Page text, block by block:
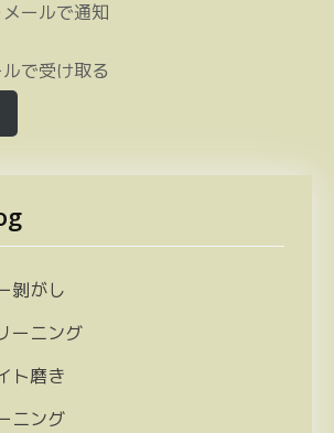
ールで通知
で受け取る
剝がし
ーニング
ト磨き
ニング